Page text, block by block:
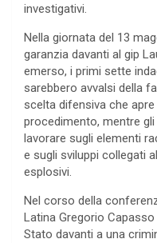
investigativi.
Nella giornata del 13
garanzia davanti al gip
emerso, i primi sette
sarebbero avvalsi della
scelta difensiva che
procedimento, mentre
lavorare sugli elementi
e sugli sviluppi collegati
esplosivi.
Nel corso della
Latina Gregorio
Stato davanti a una